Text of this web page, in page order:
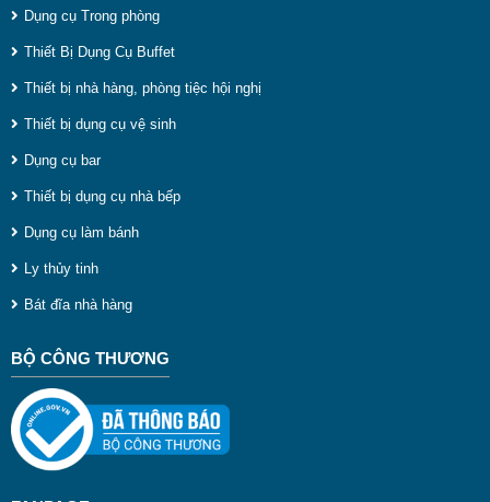
Dụng cụ Trong phòng
Thiết Bị Dụng Cụ Buffet
Thiết bị nhà hàng, phòng tiệc hội nghị
Thiết bị dụng cụ vệ sinh
Dụng cụ bar
Thiết bị dụng cụ nhà bếp
Dụng cụ làm bánh
Ly thủy tinh
Bát đĩa nhà hàng
BỘ CÔNG THƯƠNG